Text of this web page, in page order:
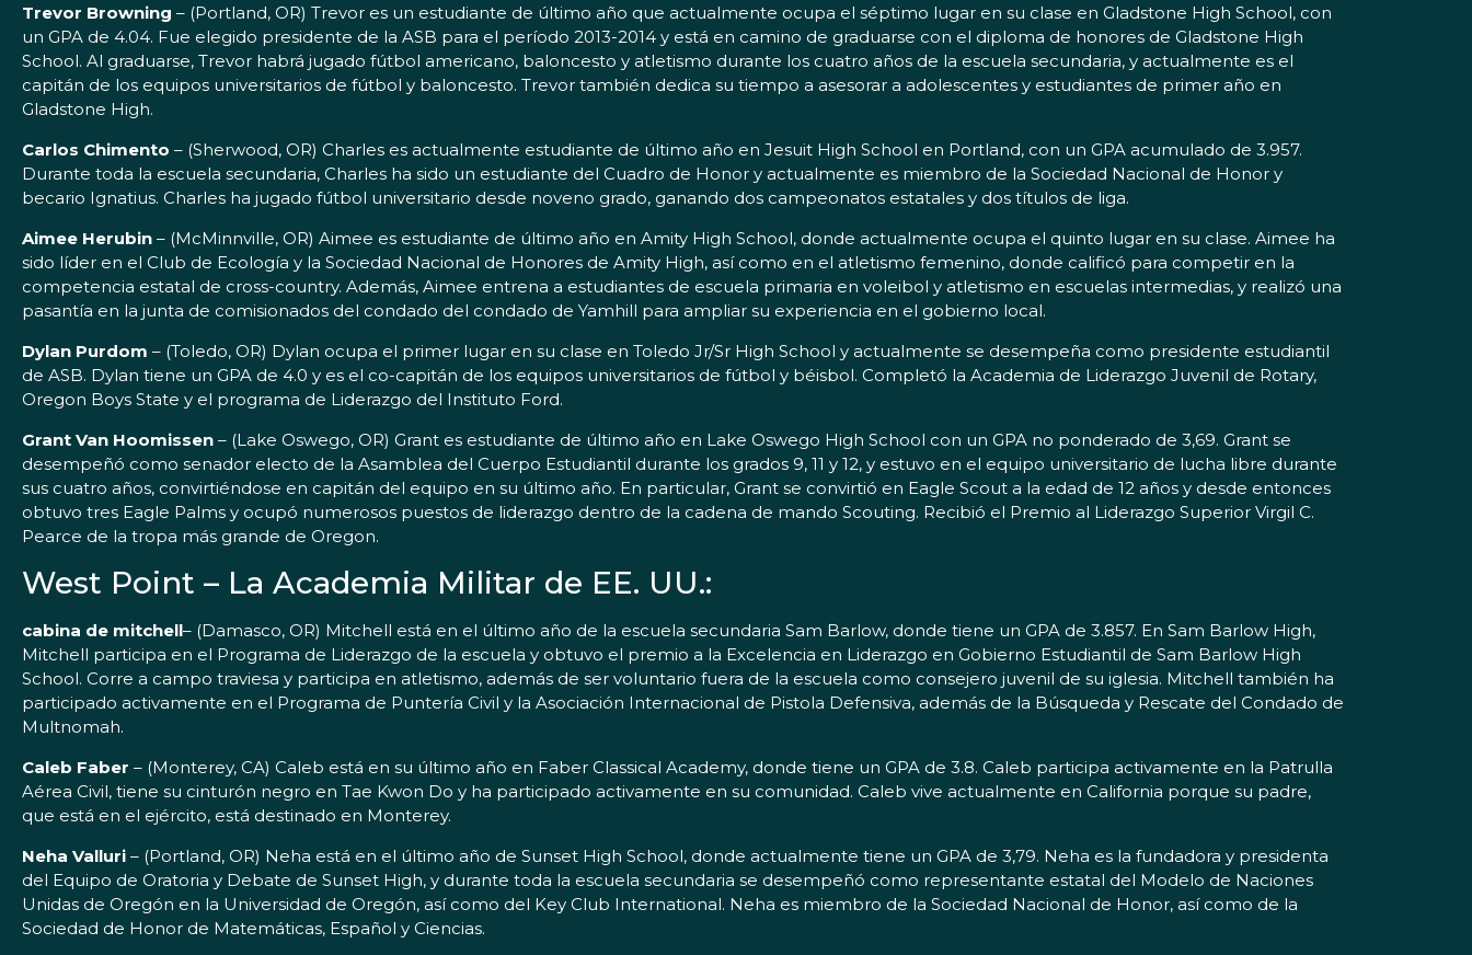
Trevor Browning – (Portland, OR) Trevor es un estudiante de último año que actualmente ocupa el séptimo lugar en su clase en Gladstone High School, con
un GPA de 4.04. Fue elegido presidente de la ASB para el período 2013-2014 y está en camino de graduarse con el diploma de honores de Gladstone High
School. Al graduarse, Trevor habrá jugado fútbol americano, baloncesto y atletismo durante los cuatro años de la escuela secundaria, y actualmente es el
capitán de los equipos universitarios de fútbol y baloncesto. Trevor también dedica su tiempo a asesorar a adolescentes y estudiantes de primer año en
Gladstone High.
Carlos Chimento – (Sherwood, OR) Charles es actualmente estudiante de último año en Jesuit High School en Portland, con un GPA acumulado de 3.957.
Durante toda la escuela secundaria, Charles ha sido un estudiante del Cuadro de Honor y actualmente es miembro de la Sociedad Nacional de Honor y
becario Ignatius. Charles ha jugado fútbol universitario desde noveno grado, ganando dos campeonatos estatales y dos títulos de liga.
Aimee Herubin – (McMinnville, OR) Aimee es estudiante de último año en Amity High School, donde actualmente ocupa el quinto lugar en su clase. Aimee ha
sido líder en el Club de Ecología y la Sociedad Nacional de Honores de Amity High, así como en el atletismo femenino, donde calificó para competir en la
competencia estatal de cross-country. Además, Aimee entrena a estudiantes de escuela primaria en voleibol y atletismo en escuelas intermedias, y realizó una
pasantía en la junta de comisionados del condado del condado de Yamhill para ampliar su experiencia en el gobierno local.
Dylan Purdom – (Toledo, OR) Dylan ocupa el primer lugar en su clase en Toledo Jr/Sr High School y actualmente se desempeña como presidente estudiantil
de ASB. Dylan tiene un GPA de 4.0 y es el co-capitán de los equipos universitarios de fútbol y béisbol. Completó la Academia de Liderazgo Juvenil de Rotary,
Oregon Boys State y el programa de Liderazgo del Instituto Ford.
Grant Van Hoomissen – (Lake Oswego, OR) Grant es estudiante de último año en Lake Oswego High School con un GPA no ponderado de 3,69. Grant se
desempeñó como senador electo de la Asamblea del Cuerpo Estudiantil durante los grados 9, 11 y 12, y estuvo en el equipo universitario de lucha libre durante
sus cuatro años, convirtiéndose en capitán del equipo en su último año. En particular, Grant se convirtió en Eagle Scout a la edad de 12 años y desde entonces
obtuvo tres Eagle Palms y ocupó numerosos puestos de liderazgo dentro de la cadena de mando Scouting. Recibió el Premio al Liderazgo Superior Virgil C.
Pearce de la tropa más grande de Oregon.
West Point – La Academia Militar de EE. UU.:
cabina de mitchell– (Damasco, OR) Mitchell está en el último año de la escuela secundaria Sam Barlow, donde tiene un GPA de 3.857. En Sam Barlow High,
Mitchell participa en el Programa de Liderazgo de la escuela y obtuvo el premio a la Excelencia en Liderazgo en Gobierno Estudiantil de Sam Barlow High
School. Corre a campo traviesa y participa en atletismo, además de ser voluntario fuera de la escuela como consejero juvenil de su iglesia. Mitchell también ha
participado activamente en el Programa de Puntería Civil y la Asociación Internacional de Pistola Defensiva, además de la Búsqueda y Rescate del Condado de
Multnomah.
Caleb Faber – (Monterey, CA) Caleb está en su último año en Faber Classical Academy, donde tiene un GPA de 3.8. Caleb participa activamente en la Patrulla
Aérea Civil, tiene su cinturón negro en Tae Kwon Do y ha participado activamente en su comunidad. Caleb vive actualmente en California porque su padre,
que está en el ejército, está destinado en Monterey.
Neha Valluri – (Portland, OR) Neha está en el último año de Sunset High School, donde actualmente tiene un GPA de 3,79. Neha es la fundadora y presidenta
del Equipo de Oratoria y Debate de Sunset High, y durante toda la escuela secundaria se desempeñó como representante estatal del Modelo de Naciones
Unidas de Oregón en la Universidad de Oregón, así como del Key Club International. Neha es miembro de la Sociedad Nacional de Honor, así como de la
Sociedad de Honor de Matemáticas, Español y Ciencias.